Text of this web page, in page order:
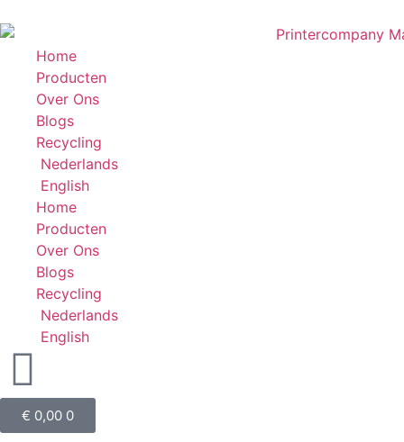
Home
Producten
Over Ons
Blogs
Recycling
Nederlands
English
Home
Producten
Over Ons
Blogs
Recycling
Nederlands
English
€ 0,00 0